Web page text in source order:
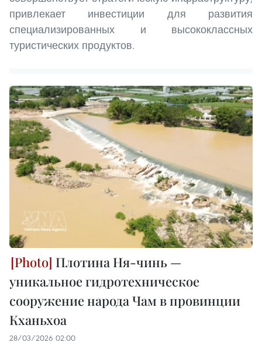
привлекает инвестиции для развития
специализированных и высококлассных
туристических продуктов.
Плотина Ня-чинь —
уникальное гидротехническое
сооружение народа Чам в провинции
Кханьхоа
28/03/2026 02:00